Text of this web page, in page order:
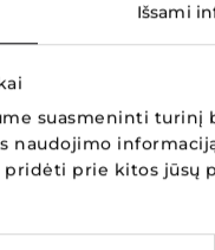
Išsami
suasmeninti
naudojimo
prie kitos jūsų
14
operacijų
(neatskaičius